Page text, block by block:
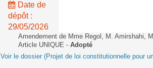
Date de
dépôt :
29/05/2026
Amendement de Mme Regol, M. Amirshahi,
Article UNIQUE - Adopté
Voir le dossier (Projet de loi constitutionnelle pour